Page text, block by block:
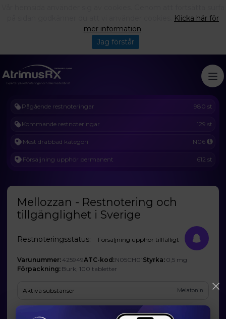
Pågående restnoteringar 980 st
Kommande restnoteringar 129 st
Mest drabbad kategori N06
Försäljning upphör permanent 612 st
Mellozzan - Restnotering och
tillgänglighet i Sverige
Restnoteringsstatus: Försäljning upphör tillfälligt
Varunummer: 425949ATC-kod:N05CH01Styrka: 0,5 mg
Förpackning: Burk, 100 tabletter
Aktiva substanser Melatonin
EQL Pharma AB
Klicka här för
mer information
Jag förstår